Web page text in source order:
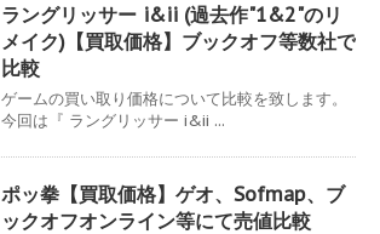
ラングリッサー i&ii (過去作"1&2"のリ
メイク)【買取価格】ブックオフ等数社で
比較
ゲームの買い取り価格について比較を致します。
今回は『 ラングリッサー i&ii ...
ポッ拳【買取価格】ゲオ、Sofmap、ブ
ックオフオンライン等にて売値比較